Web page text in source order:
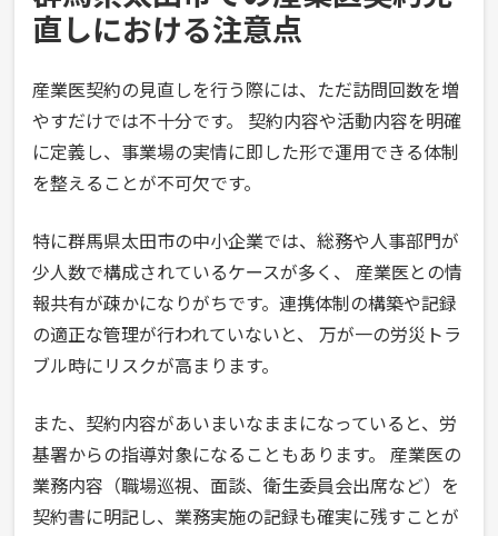
直しにおける注意点
産業医契約の見直しを行う際には、ただ訪問回数を増
やすだけでは不十分です。 契約内容や活動内容を明確
に定義し、事業場の実情に即した形で運用できる体制
を整えることが不可欠です。
特に群馬県太田市の中小企業では、総務や人事部門が
少人数で構成されているケースが多く、 産業医との情
報共有が疎かになりがちです。連携体制の構築や記録
の適正な管理が行われていないと、 万が一の労災トラ
ブル時にリスクが高まります。
また、契約内容があいまいなままになっていると、労
基署からの指導対象になることもあります。 産業医の
業務内容（職場巡視、面談、衛生委員会出席など）を
契約書に明記し、業務実施の記録も確実に残すことが